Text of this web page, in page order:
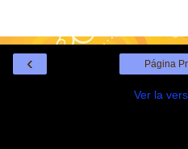
‹ Página
Ver la